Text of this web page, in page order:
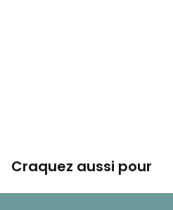
Craquez aussi pour